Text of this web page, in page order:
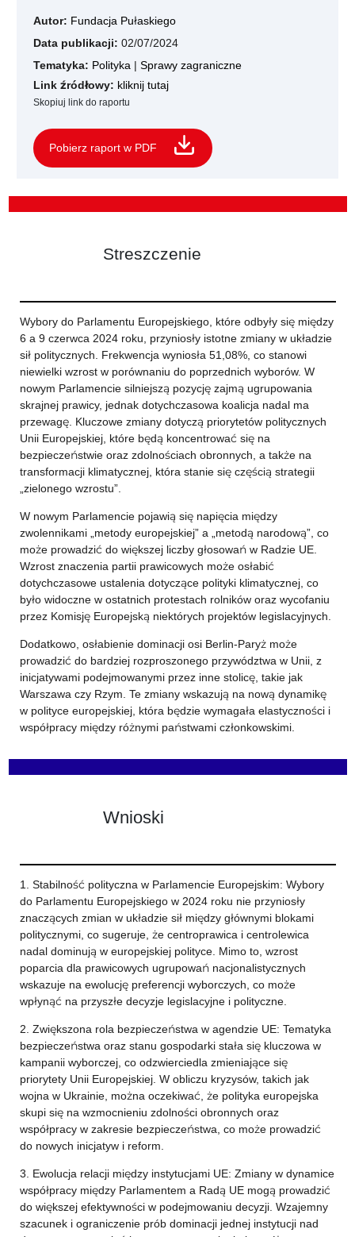
Autor: Fundacja Pułaskiego
Data publikacji: 02/07/2024
Tematyka: Polityka | Sprawy zagraniczne
Link źródłowy: kliknij tutaj
Skopiuj link do raportu
Pobierz raport w PDF
Streszczenie
Wybory do Parlamentu Europejskiego, które odbyły się między
6 a 9 czerwca 2024 roku, przyniosły istotne zmiany w układzie
sił politycznych. Frekwencja wyniosła 51,08%, co stanowi
niewielki wzrost w porównaniu do poprzednich wyborów. W
nowym Parlamencie silniejszą pozycję zajmą ugrupowania
skrajnej prawicy, jednak dotychczasowa koalicja nadal ma
przewagę. Kluczowe zmiany dotyczą priorytetów politycznych
Unii Europejskiej, które będą koncentrować się na
bezpieczeństwie oraz zdolnościach obronnych, a także na
transformacji klimatycznej, która stanie się częścią strategii
„zielonego wzrostu”.
W nowym Parlamencie pojawią się napięcia między
zwolennikami „metody europejskiej” a „metodą narodową”, co
może prowadzić do większej liczby głosowań w Radzie UE.
Wzrost znaczenia partii prawicowych może osłabić
dotychczasowe ustalenia dotyczące polityki klimatycznej, co
było widoczne w ostatnich protestach rolników oraz wycofaniu
przez Komisję Europejską niektórych projektów legislacyjnych.
Dodatkowo, osłabienie dominacji osi Berlin-Paryż może
prowadzić do bardziej rozproszonego przywództwa w Unii, z
inicjatywami podejmowanymi przez inne stolicę, takie jak
Warszawa czy Rzym. Te zmiany wskazują na nową dynamikę
w polityce europejskiej, która będzie wymagała elastyczności i
współpracy między różnymi państwami członkowskimi.
Wnioski
1. Stabilność polityczna w Parlamencie Europejskim: Wybory
do Parlamentu Europejskiego w 2024 roku nie przyniosły
znaczących zmian w układzie sił między głównymi blokami
politycznymi, co sugeruje, że centroprawica i centrolewica
nadal dominują w europejskiej polityce. Mimo to, wzrost
poparcia dla prawicowych ugrupowań nacjonalistycznych
wskazuje na ewolucję preferencji wyborczych, co może
wpłynąć na przyszłe decyzje legislacyjne i polityczne.
2. Zwiększona rola bezpieczeństwa w agendzie UE: Tematyka
bezpieczeństwa oraz stanu gospodarki stała się kluczowa w
kampanii wyborczej, co odzwierciedla zmieniające się
priorytety Unii Europejskiej. W obliczu kryzysów, takich jak
wojna w Ukrainie, można oczekiwać, że polityka europejska
skupi się na wzmocnieniu zdolności obronnych oraz
współpracy w zakresie bezpieczeństwa, co może prowadzić
do nowych inicjatyw i reform.
3. Ewolucja relacji między instytucjami UE: Zmiany w dynamice
współpracy między Parlamentem a Radą UE mogą prowadzić
do większej efektywności w podejmowaniu decyzji. Wzajemny
szacunek i ograniczenie prób dominacji jednej instytucji nad